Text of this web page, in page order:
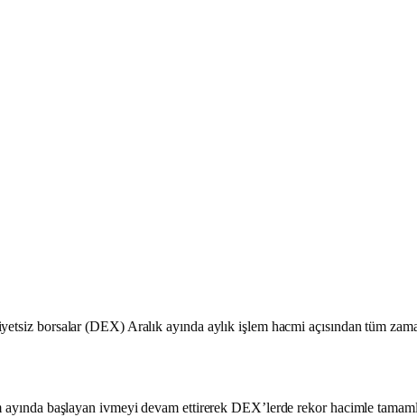
borsalar (DEX) Aralık ayında aylık işlem hacmi açısından tüm
ayında başlayan ivmeyi devam ettirerek DEX’lerde rekor hacimle